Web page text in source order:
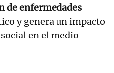
de enfermedades
y genera un impacto
en el medio